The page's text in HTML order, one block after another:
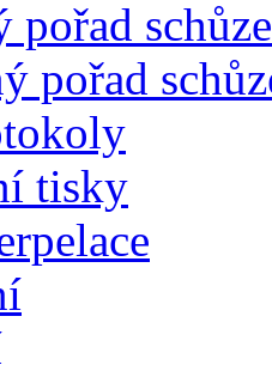
pořad schůze
pořad
tisky